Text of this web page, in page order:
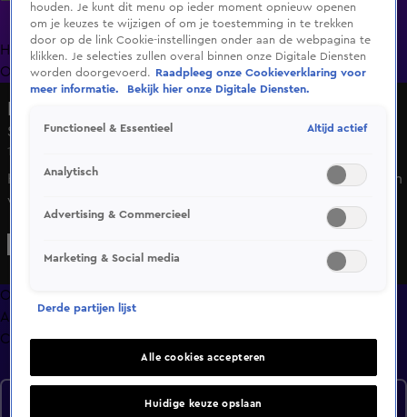
HomeUitzending Gemist Programma's De Bondgenoten
OranjezomerLivestreamsShop
Seizoen 3, aflevering 6
16 nov 2022, 20:29
Het is een feestelijke dag in het restaurant. De familieleden
van de acht medewerkers komen langs en er is iemand
jarig. De allerlaatste lunch wordt uitgeserveerd. Er wordt
zijn vriendschappen gesloten voor het leven. De
emotionele laatste dag wordt afgesloten met een grote
verrassing voor de jarige medewerker.
Overzicht
Afleveringen
Clips
houden. Je kunt dit menu op ieder moment opnieuw openen
om je keuzes te wijzigen of om je toestemming in te trekken
door op de link Cookie-instellingen onder aan de webpagina te
klikken. Je selecties zullen overal binnen onze Digitale Diensten
worden doorgevoerd.
Raadpleeg onze Cookieverklaring voor
meer informatie.
Bekijk hier onze Digitale Diensten.
Functioneel & Essentieel Altijd actief
Analytisch
Advertising & Commercieel
Marketing & Social media
Derde partijen lijst
Alle cookies accepteren
Huidige keuze opslaan